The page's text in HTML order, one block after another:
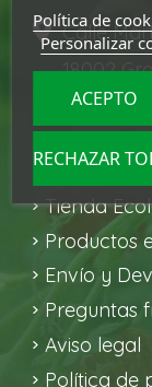
Sobre
Tienda
Productos
Envío y
Preguntas
Aviso legal
Política de
Calle
18002
661 50 74
Política de
Personalizar
RECHAZAR
ACEPTO